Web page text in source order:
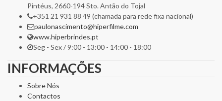
Pintéus, 2660-194 Sto. Antão do Tojal
+351 21 931 88 49 (chamada para rede fixa nacional)
paulonascimento@hiperfilme.com
www.hiperbrindes.pt
Seg - Sex / 9:00 - 13:00 - 14:00 - 18:00
INFORMAÇÕES
Sobre Nós
Contactos